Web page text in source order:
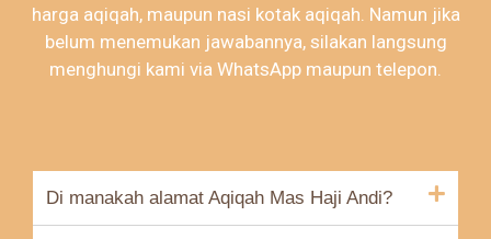
harga aqiqah, maupun nasi kotak aqiqah. Namun jika
belum menemukan jawabannya, silakan langsung
menghungi kami via WhatsApp maupun telepon.
Di manakah alamat Aqiqah Mas Haji Andi?